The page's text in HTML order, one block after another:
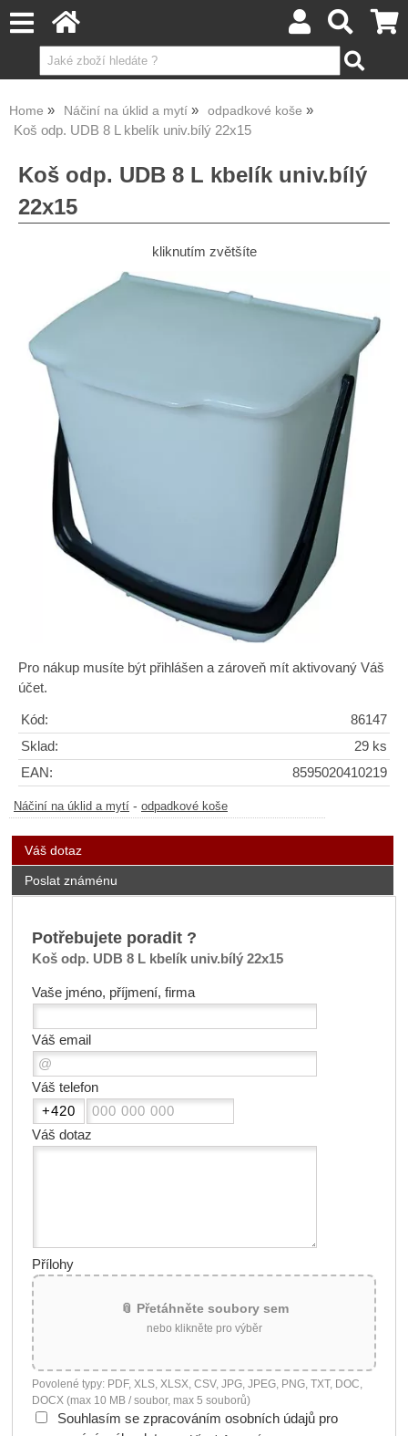
Home Náčiní na úklid a mytí odpadkové koše
Koš odp. UDB 8 L kbelík univ.bílý 22x15
Koš odp. UDB 8 L kbelík univ.bílý
22x15
kliknutím zvětšíte
Pro nákup musíte být přihlášen a zároveň mít aktivovaný Váš
účet.
Kód:
86147
Sklad:
29 ks
EAN:
8595020410219
Náčiní na úklid a mytí - odpadkové koše
Váš dotaz
Poslat známénu
Potřebujete poradit ?
Koš odp. UDB 8 L kbelík univ.bílý 22x15
Vaše jméno, příjmení, firma
Váš email
Váš telefon
Váš dotaz
Přílohy
📎 Přetáhněte soubory sem
nebo klikněte pro výběr
Povolené typy: PDF, XLS, XLSX, CSV, JPG, JPEG, PNG, TXT, DOC,
DOCX (max 10 MB / soubor, max 5 souborů)
Souhlasím se zpracováním osobních údajů pro